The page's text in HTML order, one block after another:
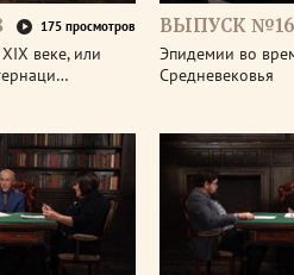
175 просмотров
веке, или
ВЫПУСК
Эпидемии во
Средневековья